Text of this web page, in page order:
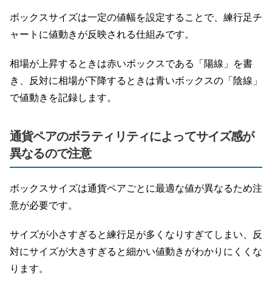
ボックスサイズは一定の値幅を設定することで、練行足チ
ャートに値動きが反映される仕組みです。
相場が上昇するときは赤いボックスである「陽線」を書
き、反対に相場が下降するときは青いボックスの「陰線」
で値動きを記録します。
通貨ペアのボラティリティによってサイズ感が
異なるので注意
ボックスサイズは通貨ペアごとに最適な値が異なるため注
意が必要です。
サイズが小さすぎると練行足が多くなりすぎてしまい、反
対にサイズが大きすぎると細かい値動きがわかりにくくな
ります。